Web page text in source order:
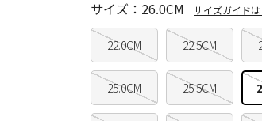
22.0CM 22.5CM
25.0CM 25.5CM
サイズ：26.0CM サイズガイドは